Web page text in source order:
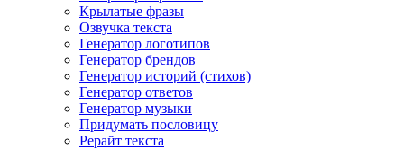
Крылатые фразы
Озвучка текста
Генератор логотипов
Генератор брендов
Генератор историй (стихов)
Генератор ответов
Генератор музыки
Придумать пословицу
Рерайт текста